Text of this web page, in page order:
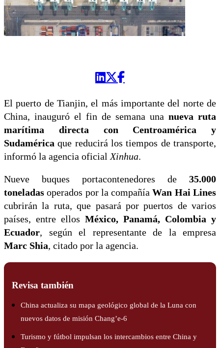
El puerto de Tianjin, el más importante del norte de
China, inauguró el fin de semana una nueva ruta
marítima directa con Centroamérica y
Sudamérica que reducirá los tiempos de transporte,
informó la agencia oficial Xinhua.
Nueve buques portacontenedores de 35.000
toneladas operados por la compañíaWan Hai Lines
cubrirán la ruta, que pasará por puertos de varios
países, entre ellos México, Panamá, Colombia y
Ecuador, según el representante de la empresa
Marc Shia, citado por la agencia.
Revisa también
China actualiza su mapa geológico global de la Luna con
nuevos datos de misión Chang’e-6
Turismo y fútbol impulsan los intercambios entre China y